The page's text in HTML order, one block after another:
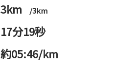
3km /3km
17分19秒
約05:46/km